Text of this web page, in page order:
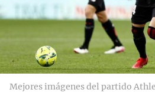
Mejores imágenes del partido